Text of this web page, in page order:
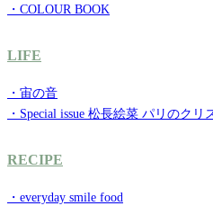
・COLOUR BOOK
LIFE
・宙の音
・Special issue 松長絵菜 パリのクリ
RECIPE
・everyday smile food